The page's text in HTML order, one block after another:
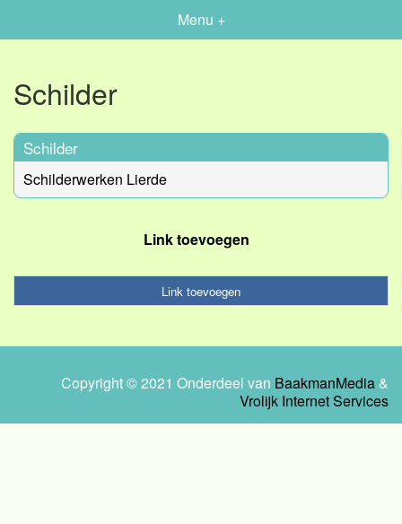
Menu +
Schilder
Schilder
Schilderwerken Lierde
Link toevoegen
Link toevoegen
Copyright © 2021 Onderdeel van BaakmanMedia &
Vrolijk Internet Services